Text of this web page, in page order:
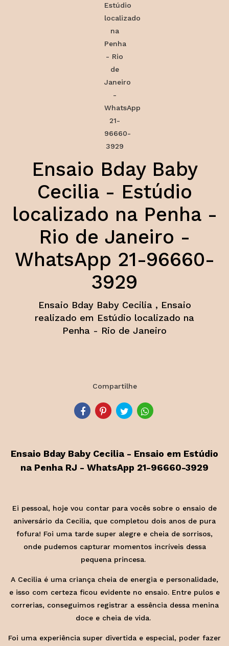
Ensaio Bday Baby
Cecilia - Estúdio
localizado na Penha -
Rio de Janeiro -
WhatsApp 21-96660-
3929
Ensaio Bday Baby Cecilia , Ensaio
realizado em Estúdio localizado na
Penha - Rio de Janeiro
Compartilhe
Ensaio Bday Baby Cecilia - Ensaio em Estúdio
na Penha RJ - WhatsApp 21-96660-3929
Ei pessoal, hoje vou contar para vocês sobre o ensaio de
aniversário da Cecilia, que completou dois anos de pura
fofura! Foi uma tarde super alegre e cheia de sorrisos,
onde pudemos capturar momentos incríveis dessa
pequena princesa.
A Cecilia é uma criança cheia de energia e personalidade,
e isso com certeza ficou evidente no ensaio. Entre pulos e
correrias, conseguimos registrar a essência dessa menina
doce e cheia de vida.
Foi uma experiência super divertida e especial, poder fazer